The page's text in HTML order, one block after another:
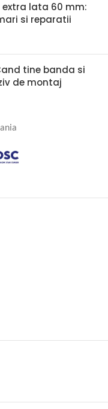
extra lata 60 mm:
si reparatii
tine banda si
de montaj